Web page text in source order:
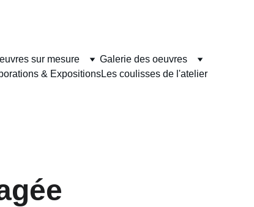
sur mesure
Galerie des oeuvres
& ExpositionsLes coulisses de l'atelier